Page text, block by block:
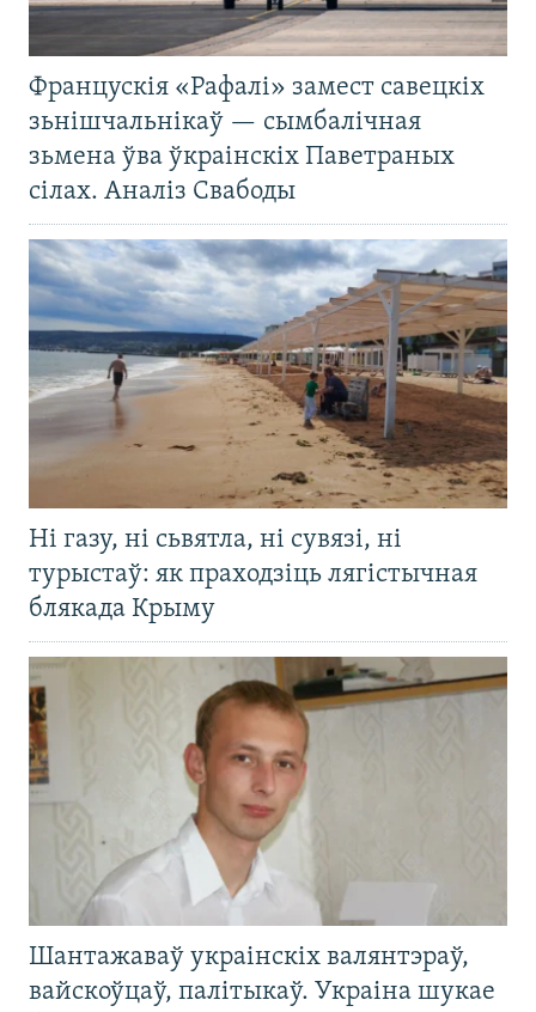
Францускія «Рафалі» замест савецкіх
зьнішчальнікаў — сымбалічная
зьмена ўва ўкраінскіх Паветраных
сілах. Аналіз Свабоды
Ні газу, ні сьвятла, ні сувязі, ні
турыстаў: як праходзіць лягістычная
блякада Крыму
Шантажаваў украінскіх валянтэраў,
вайскоўцаў, палітыкаў. Украіна шукае